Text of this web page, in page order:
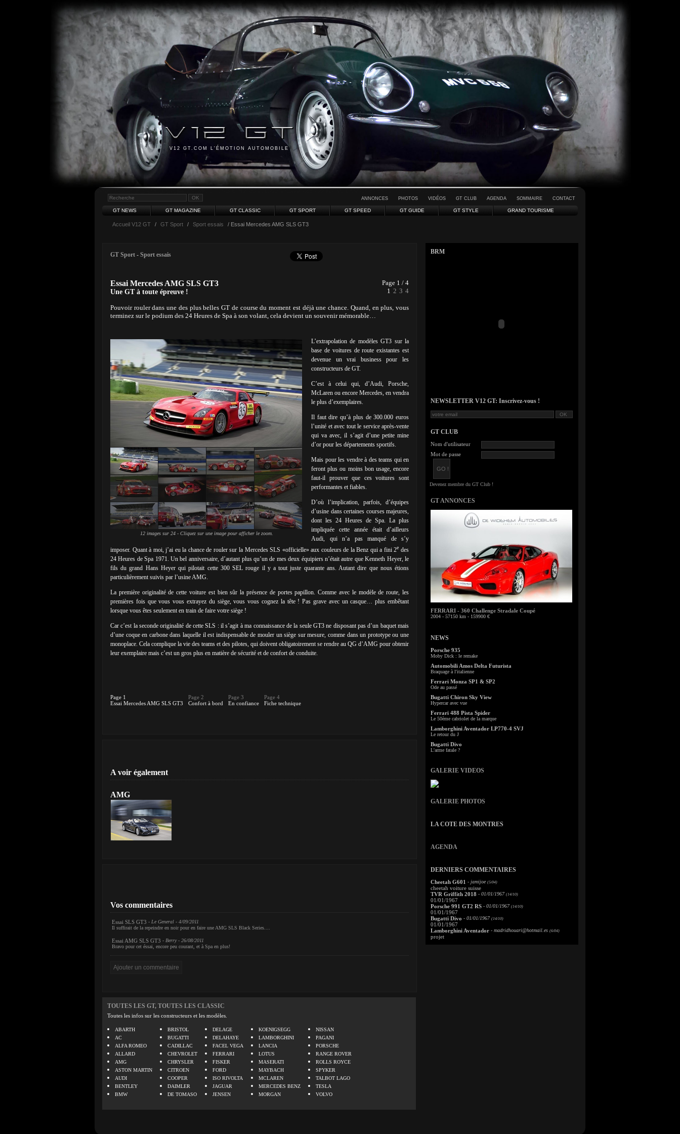
V12 GT.COM L'ÉMOTION AUTOMOBILE
ANNONCES PHOTOS VIDÉOS GT CLUB AGENDA SOMMAIRE CONTACT
GT NEWS GT MAGAZINE GT CLASSIC GT SPORT GT SPEED GT GUIDE GT STYLE GRAND TOURISME
Accueil V12 GT / GT Sport / Sport essais / Essai Mercedes AMG SLS GT3
GT Sport - Sport essais
Page 1 / 4
1 2 3 4
Essai Mercedes AMG SLS GT3
Une GT à toute épreuve !
Pouvoir rouler dans une des plus belles GT de course du moment est déjà une chance. Quand, en plus, vous
terminez sur le podium des 24 Heures de Spa à son volant, cela devient un souvenir mémorable…
12 images sur 24 - Cliquez sur une image pour afficher le zoom.
L’extrapolation de modèles GT3 sur la
base de voitures de route existantes est
devenue un vrai business pour les
constructeurs de GT.
C’est à celui qui, d’Audi, Porsche,
McLaren ou encore Mercedes, en vendra
le plus d’exemplaires.
Il faut dire qu’à plus de 300.000 euros
l’unité et avec tout le service après-vente
qui va avec, il s’agit d’une petite mine
d’or pour les départements sportifs.
Mais pour les vendre à des teams qui en
feront plus ou moins bon usage, encore
faut-il prouver que ces voitures sont
performantes et fiables.
D’où l’implication, parfois, d’équipes
d’usine dans certaines courses majeures,
dont les 24 Heures de Spa. La plus
impliquée cette année était d’ailleurs
Audi, qui n’a pas manqué de s’y
imposer. Quant à moi, j’ai eu la chance de rouler sur la Mercedes SLS «officielle» aux couleurs de la Benz qui a fini 2e des
24 Heures de Spa 1971. Un bel anniversaire, d’autant plus qu’un de mes deux équipiers n’était autre que Kenneth Heyer, le
fils du grand Hans Heyer qui pilotait cette 300 SEL rouge il y a tout juste quarante ans. Autant dire que nous étions
particulièrement suivis par l’usine AMG.
La première originalité de cette voiture est bien sûr la présence de portes papillon. Comme avec le modèle de route, les
premières fois que vous vous extrayez du siège, vous vous cognez la tête ! Pas grave avec un casque… plus embêtant
lorsque vous êtes seulement en train de faire votre siège !
Car c’est la seconde originalité de cette SLS : il s’agit à ma connaissance de la seule GT3 ne disposant pas d’un baquet mais
d’une coque en carbone dans laquelle il est indispensable de mouler un siège sur mesure, comme dans un prototype ou une
monoplace. Cela complique la vie des teams et des pilotes, qui doivent obligatoirement se rendre au QG d’AMG pour obtenir
leur exemplaire mais c’est un gros plus en matière de sécurité et de confort de conduite.
Page 1
Essai Mercedes AMG SLS GT3
Page 2
Confort à bord
Page 3
En confiance
Page 4
Fiche technique
A voir également
AMG
Vos commentaires
Essai SLS GT3 - Le General - 4/09/2011
Il suffirait de la repeindre en noir pour en faire une AMG SLS Black Series....
Essai AMG SLS GT3 - Berry - 26/08/2011
Bravo pour cet éssai, encore peu courant, et à Spa en plus!
TOUTES LES GT, TOUTES LES CLASSIC
Toutes les infos sur les constructeurs et les modèles.
ABARTH
AC
ALFA ROMEO
ALLARD
AMG
ASTON MARTIN
AUDI
BENTLEY
BMW
BRISTOL
BUGATTI
CADILLAC
CHEVROLET
CHRYSLER
CITROEN
COOPER
DAIMLER
DE TOMASO
DELAGE
DELAHAYE
FACEL VEGA
FERRARI
FISKER
FORD
ISO RIVOLTA
JAGUAR
JENSEN
KOENIGSEGG
LAMBORGHINI
LANCIA
LOTUS
MASERATI
MAYBACH
MCLAREN
MERCEDES BENZ
MORGAN
NISSAN
PAGANI
PORSCHE
RANGE ROVER
ROLLS ROYCE
SPYKER
TALBOT LAGO
TESLA
VOLVO
BRM
NEWSLETTER V12 GT: Inscrivez-vous !
GT CLUB
Nom d'utilisateur
Mot de passe
GT ANNONCES
FERRARI - 360 Challenge Stradale Coupé
2004 - 57150 km - 159900 €
NEWS
Porsche 935
Moby Dick : le remake
Automobili Amos Delta Futurista
Braquage à l'italienne
Ferrari Monza SP1 & SP2
Ode au passé
Bugatti Chiron Sky View
Hypercar avec vue
Ferrari 488 Pista Spider
Le 50ème cabriolet de la marque
Lamborghini Aventador LP770-4 SVJ
Le retour du J
Bugatti Divo
L'arme fatale ?
GALERIE VIDEOS
GALERIE PHOTOS
LA COTE DES MONTRES
AGENDA
DERNIERS COMMENTAIRES
Cheetah G601 - jamijoe (5/04)
cheetah voiture suisse
TVR Griffith 2018 - 01/01/1967 (14/10)
01/01/1967
Porsche 991 GT2 RS - 01/01/1967 (14/10)
01/01/1967
Bugatti Divo - 01/01/1967 (14/10)
01/01/1967
Lamborghini Aventador - madridhouari@hotmail.es (6/04)
projet